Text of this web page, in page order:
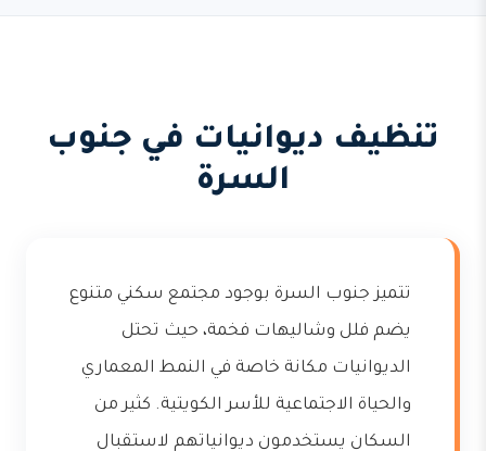
تنظيف ديوانيات في جنوب
السرة
تتميز جنوب السرة بوجود مجتمع سكني متنوع
يضم فلل وشاليهات فخمة، حيث تحتل
الديوانيات مكانة خاصة في النمط المعماري
والحياة الاجتماعية للأسر الكويتية. كثير من
السكان يستخدمون ديوانياتهم لاستقبال